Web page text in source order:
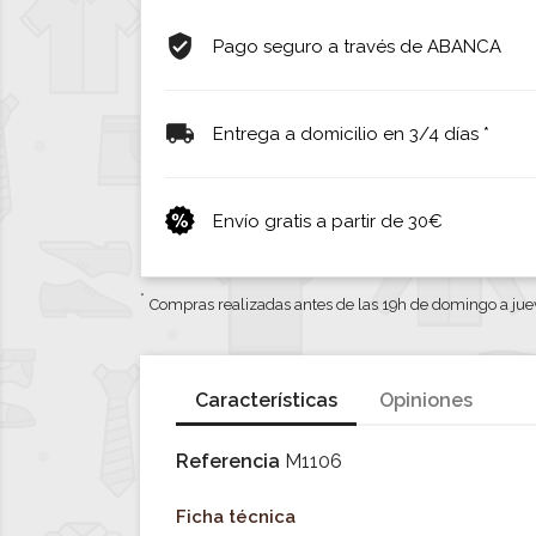
Pago seguro a través de ABANCA
Entrega a domicilio en 3/4 días *
Envío gratis a partir de 30€
* Compras realizadas antes de las 19h de domingo a
Características Opiniones
Referencia M1106
Ficha técnica